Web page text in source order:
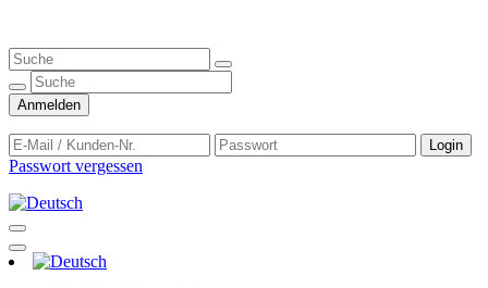
Anmelden
Login
Passwort vergessen